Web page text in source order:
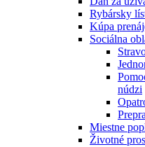
Rybársky
Kúpa
Sociálna
núdzi
Miestne
Životné